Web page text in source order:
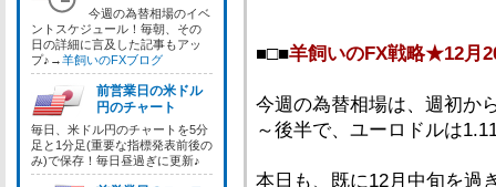
■□■羊飼いのFX戦略★12月
今週の為替相場は、週初か
～後半で、ユーロドルは
本日も、既に12月中旬を過
今週の為替相場のイベ
ントスケジュール！毎朝、その
日の詳細に言及した記事もアッ
プ♪→羊飼いのFXブログ
前営業日の米ドル
円のチャート
毎日、米ドル円のチャートを5分
足と1分足(重要な指標発表前後の
み)で保存！毎日昼過ぎに更新♪